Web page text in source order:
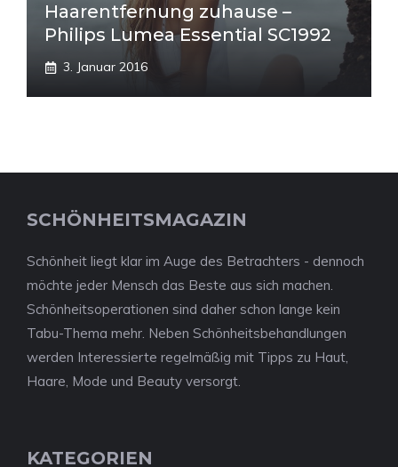
Haarentfernung zuhause –
Philips Lumea Essential SC1992
3. Januar 2016
SCHÖNHEITSMAGAZIN
Schönheit liegt klar im Auge des Betrachters - dennoch
möchte jeder Mensch das Beste aus sich machen.
Schönheitsoperationen sind daher schon lange kein
Tabu-Thema mehr. Neben Schönheitsbehandlungen
werden Interessierte regelmäßig mit Tipps zu Haut,
Haare, Mode und Beauty versorgt.
KATEGORIEN